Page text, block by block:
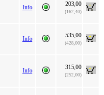
Info 203,00
(162,40)
Info 535,00
(428,00)
Info 315,00
(252,00)